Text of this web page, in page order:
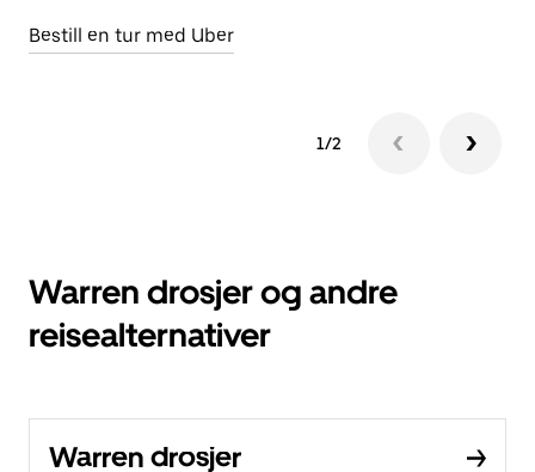
Bestill en tur med Uber
1/2
Warren drosjer og andre
reisealternativer
Warren drosjer